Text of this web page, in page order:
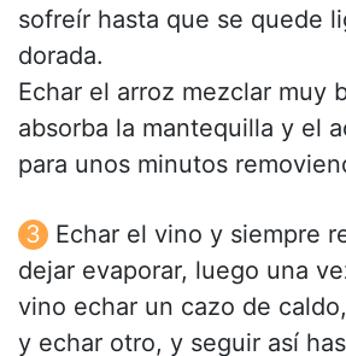
sofreír hasta que se quede
dorada.
Echar el arroz mezclar muy
absorba la mantequilla y el
para unos minutos
Echar el vino y siempre
dejar evaporar, luego una
vino echar un cazo de
y echar otro, y seguir así